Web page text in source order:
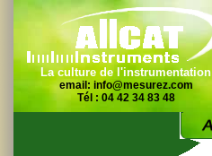
La culture de l'instrumentation
email: info@mesurez.com
Tél : 04 42 34 83 48